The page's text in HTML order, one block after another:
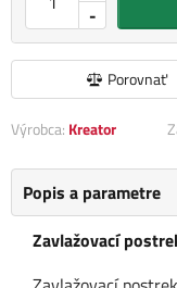
-
Porovnať
Výrobca: Kreator
Popis a parametre
Zavlažovací